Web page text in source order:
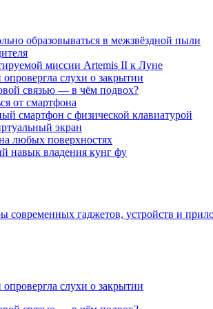
образовываться в межзвёздной пыли
миссии Artemis II к Луне
слухи о закрытии
связью — в чём подвох?
от смартфона
смартфон с физической клавиатурой
экран
любых поверхностях
навык владения кунг фу
современных гаджетов, устройств и
слухи о закрытии